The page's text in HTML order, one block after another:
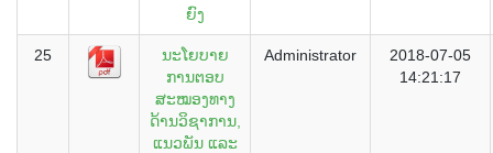
ຍົງ
25
ນະໂຍບາຍ
ການຕອບ
ສະໝອງທາງ
ດ້ານວິຊາການ,
ແນວພັນ ແລະ
Administrator
2018-07-05
14:21:17